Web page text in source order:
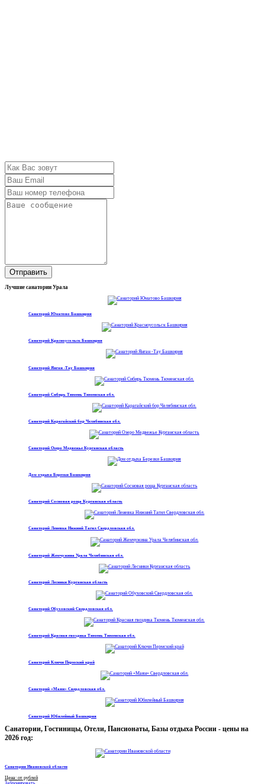
Отправить
Лучшие санатории Урала
Санаторий Юматово Башкирия
Санаторий Красноусольск Башкирия
Санаторий Янган -Тау Башкирия
Санаторий Сибирь Тюмень Тюменская обл.
Санаторий Карагайский бор Челябинская обл.
Санаторий Озеро Медвежье Курганская область
Дом отдыха Березки Башкирия
Санаторий Сосновая роща Курганская область
Санаторий Леневка Нижний Тагил Свердловская обл.
Санаторий Жемчужина Урала Челябинская обл.
Санаторий Лесники Курганская область
Санаторий Обуховский Свердловская обл.
Санаторий Красная гвоздика Тюмень Тюменская обл.
Санаторий Ключи Пермский край
Санаторий «Маян» Свердловская обл.
Санаторий Юбилейный Башкирия
Санатории, Гостиницы, Отели, Пансионаты, Базы отдыха России - цены на
2026 год:
Санатории Ивановской области
Цена: от рублей